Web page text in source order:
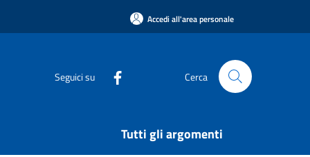
Accedi all'area personale
Seguici su Cerca
Tutti gli argomenti